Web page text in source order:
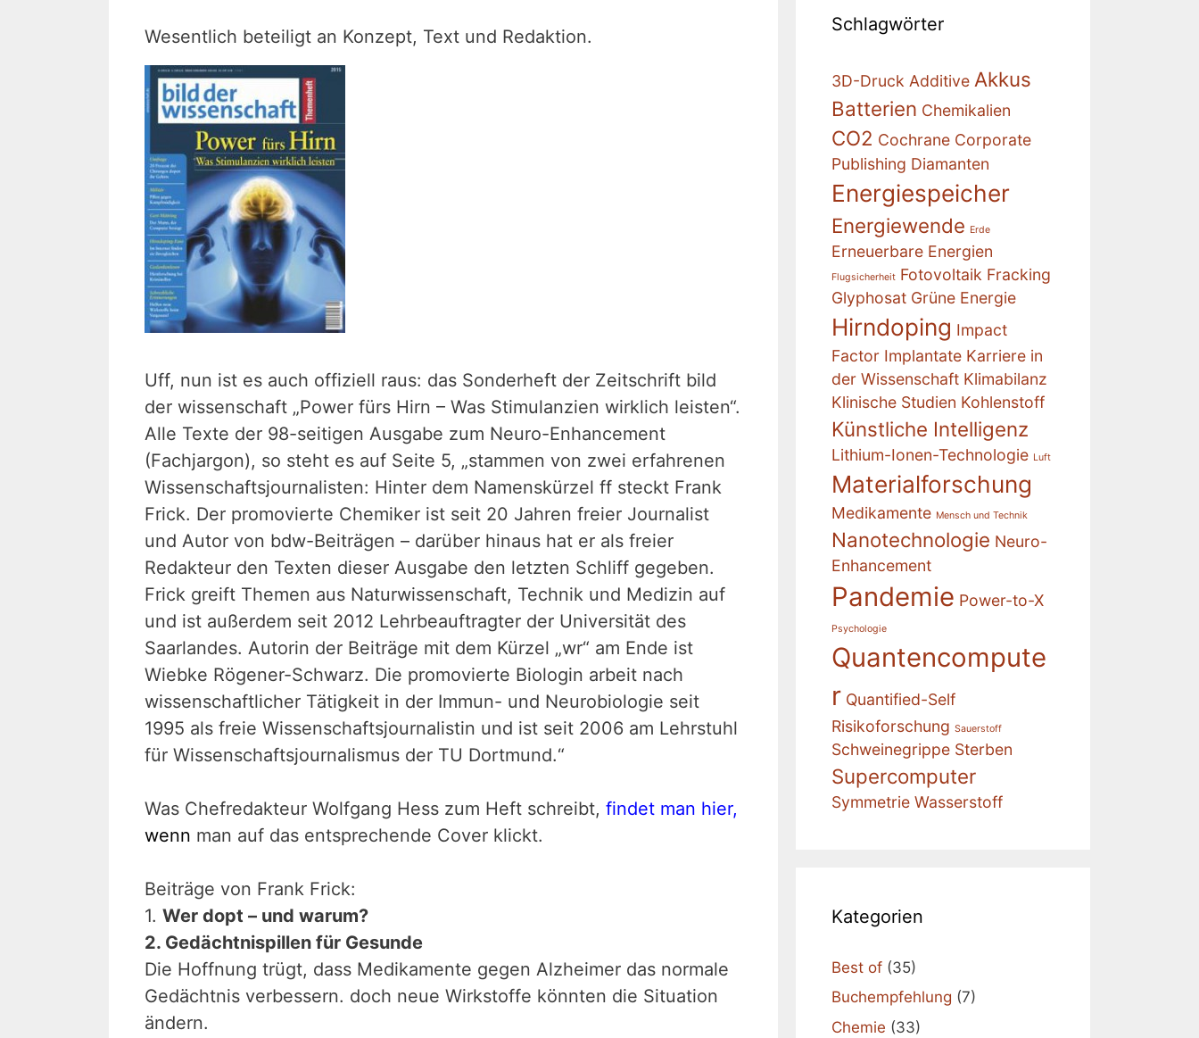
Wesentlich beteiligt an Konzept, Text und Redaktion.
Uff, nun ist es auch offiziell raus: das Sonderheft der Zeitschrift bild
der wissenschaft „Power fürs Hirn – Was Stimulanzien wirklich leisten“.
Alle Texte der 98-seitigen Ausgabe zum Neuro-Enhancement
(Fachjargon), so steht es auf Seite 5, „stammen von zwei erfahrenen
Wissenschaftsjournalisten: Hinter dem Namenskürzel ff steckt Frank
Frick. Der promovierte Chemiker ist seit 20 Jahren freier Journalist
und Autor von bdw-Beiträgen – darüber hinaus hat er als freier
Redakteur den Texten dieser Ausgabe den letzten Schliff gegeben.
Frick greift Themen aus Naturwissenschaft, Technik und Medizin auf
und ist außerdem seit 2012 Lehrbeauftragter der Universität des
Saarlandes. Autorin der Beiträge mit dem Kürzel „wr“ am Ende ist
Wiebke Rögener-Schwarz. Die promovierte Biologin arbeit nach
wissenschaftlicher Tätigkeit in der Immun- und Neurobiologie seit
1995 als freie Wissenschaftsjournalistin und ist seit 2006 am Lehrstuhl
für Wissenschaftsjournalismus der TU Dortmund.“
Was Chefredakteur Wolfgang Hess zum Heft schreibt, findet man hier,
wenn man auf das entsprechende Cover klickt.
Beiträge von Frank Frick:
1. Wer dopt – und warum?
2. Gedächtnispillen für Gesunde
Die Hoffnung trügt, dass Medikamente gegen Alzheimer das normale
Gedächtnis verbessern. doch neue Wirkstoffe könnten die Situation
ändern.
Schlagwörter
3D-Druck Additive Akkus
Batterien Chemikalien
CO2 Cochrane Corporate
Publishing Diamanten
Energiespeicher
Energiewende Erde
Erneuerbare Energien
Flugsicherheit Fotovoltaik Fracking
Glyphosat Grüne Energie
Hirndoping Impact
Factor Implantate Karriere in
der Wissenschaft Klimabilanz
Klinische Studien Kohlenstoff
Künstliche Intelligenz
Lithium-Ionen-Technologie Luft
Materialforschung
Medikamente Mensch und Technik
Nanotechnologie Neuro-
Enhancement
Pandemie Power-to-X
Psychologie
Quantencompute
r Quantified-Self
Risikoforschung Sauerstoff
Schweinegrippe Sterben
Supercomputer
Symmetrie Wasserstoff
Kategorien
Best of (35)
Buchempfehlung (7)
Chemie (33)